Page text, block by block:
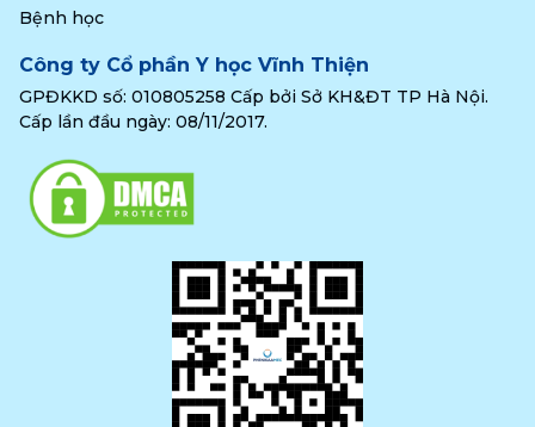
Bệnh học
Công ty Cổ phần Y học Vĩnh Thiện
GPĐKKD số: 010805258 Cấp bởi Sở KH&ĐT TP Hà Nội.
Cấp lần đầu ngày: 08/11/2017.